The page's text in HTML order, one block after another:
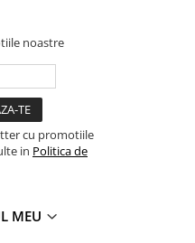
noastre
cu promotiile
in Politica de
MEU